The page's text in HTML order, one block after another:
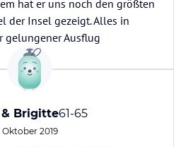
hat er uns noch den größten
der Insel gezeigt. Alles in
gelungener Ausflug
Brigitte61-65
Oktober 2019